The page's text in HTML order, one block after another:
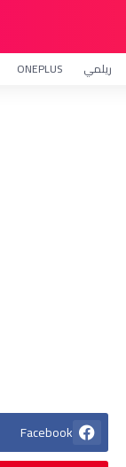
ريلمي ONEPLUS
Facebook